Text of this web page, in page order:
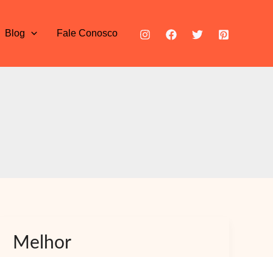
Blog Fale Conosco
Melhor